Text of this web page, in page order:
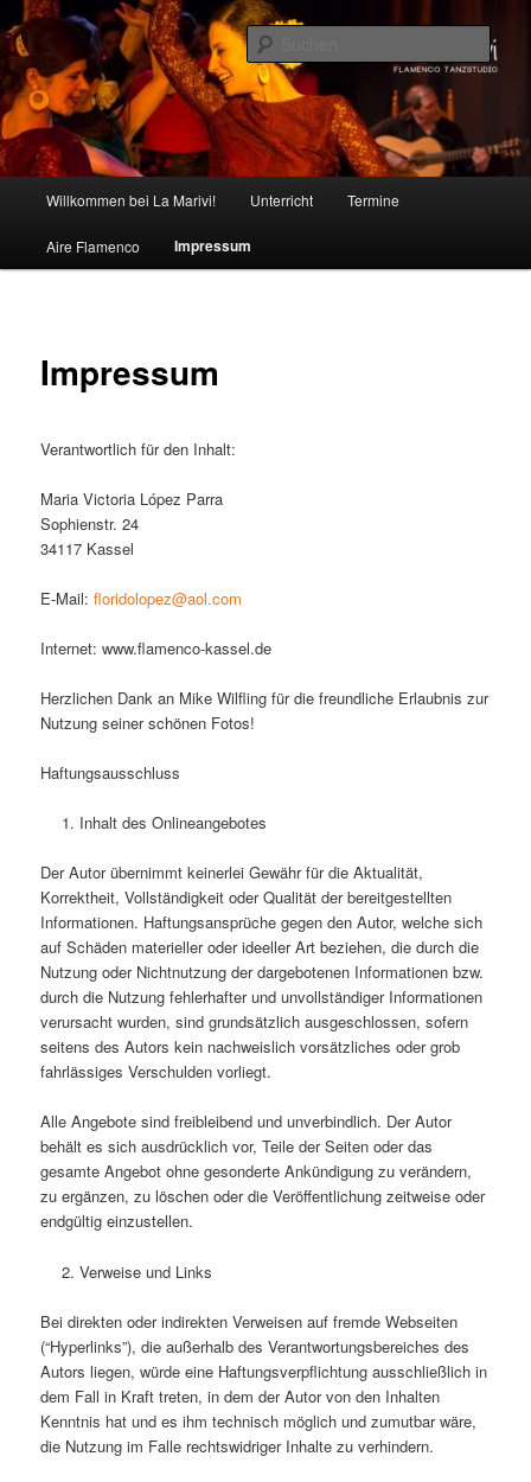
Zum
Inhalt
wechseln
La Marivi – Die Flamenco-
Tanzschule in Kassel
Willkommen bei La Marivi! Unterricht Termine
Aire Flamenco Impressum
Impressum
Verantwortlich für den Inhalt:
Maria Victoria López Parra
Sophienstr. 24
34117 Kassel
E-Mail:floridolopez@aol.com
Internet: www.flamenco-kassel.de
Herzlichen Dank an Mike Wilfling für die freundliche Erlaubnis zur
Nutzung seiner schönen Fotos!
Haftungsausschluss
Inhalt des Onlineangebotes
Der Autor übernimmt keinerlei Gewähr für die Aktualität,
Korrektheit, Vollständigkeit oder Qualität der bereitgestellten
Informationen. Haftungsansprüche gegen den Autor, welche sich
auf Schäden materieller oder ideeller Art beziehen, die durch die
Nutzung oder Nichtnutzung der dargebotenen Informationen bzw.
durch die Nutzung fehlerhafter und unvollständiger Informationen
verursacht wurden, sind grundsätzlich ausgeschlossen, sofern
seitens des Autors kein nachweislich vorsätzliches oder grob
fahrlässiges Verschulden vorliegt.
Alle Angebote sind freibleibend und unverbindlich. Der Autor
behält es sich ausdrücklich vor, Teile der Seiten oder das
gesamte Angebot ohne gesonderte Ankündigung zu verändern,
zu ergänzen, zu löschen oder die Veröffentlichung zeitweise oder
endgültig einzustellen.
Verweise und Links
Bei direkten oder indirekten Verweisen auf fremde Webseiten
(“Hyperlinks”), die außerhalb des Verantwortungsbereiches des
Autors liegen, würde eine Haftungsverpflichtung ausschließlich in
dem Fall in Kraft treten, in dem der Autor von den Inhalten
Kenntnis hat und es ihm technisch möglich und zumutbar wäre,
die Nutzung im Falle rechtswidriger Inhalte zu verhindern.